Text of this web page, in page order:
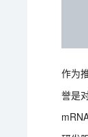
作为
誉是